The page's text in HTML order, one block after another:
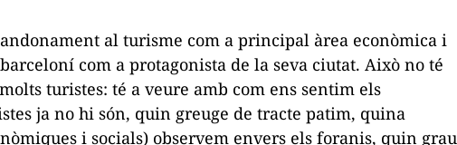
al turisme com a principal àrea econòmica i
com a protagonista de la seva ciutat. Això no té
turistes: té a veure amb com ens sentim els
ja no hi són, quin greuge de tracte patim, quina
i socials) observem envers els foranis, quin grau